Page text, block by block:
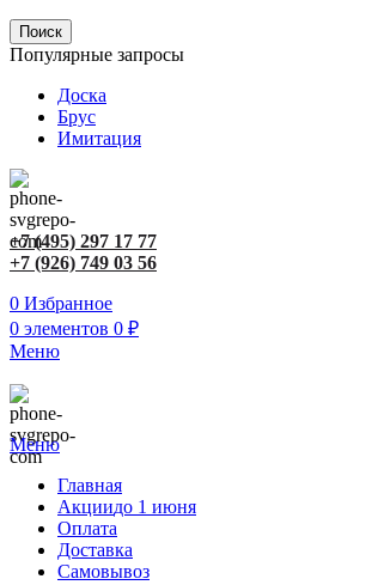
Поиск
Популярные запросы
Доска
Брус
Имитация
+7 (495) 297 17 77
+7 (926) 749 03 56
0 Избранное
0 элементов 0 ₽
Меню
Меню
Главная
Акциидо 1 июня
Оплата
Доставка
Самовывоз